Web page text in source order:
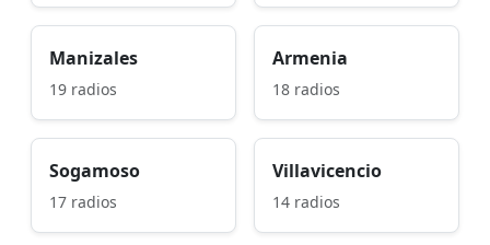
Manizales
19 radios
Armenia
18 radios
Sogamoso
17 radios
Villavicencio
14 radios